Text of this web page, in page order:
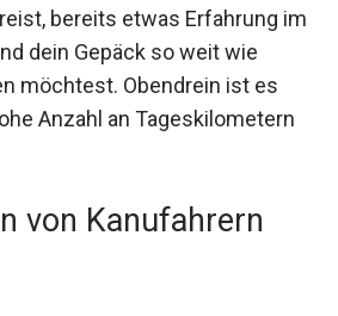
bereits etwas Erfahrung im
dein Gepäck so weit wie
möchtest. Obendrein ist es
Anzahl an Tageskilometern
von Kanufahrern